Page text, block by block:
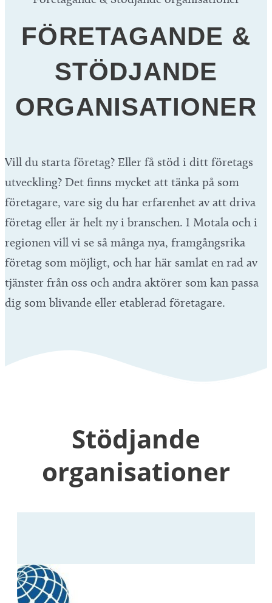
FÖRETAGANDE &
STÖDJANDE
ORGANISATIONER
Vill du starta företag? Eller få stöd i ditt företags
utveckling? Det finns mycket att tänka på som
företagare, vare sig du har erfarenhet av att driva
företag eller är helt ny i branschen. I Motala och i
regionen vill vi se så många nya, framgångsrika
företag som möjligt, och har här samlat en rad av
tjänster från oss och andra aktörer som kan passa
dig som blivande eller etablerad företagare.
Stödjande
organisationer